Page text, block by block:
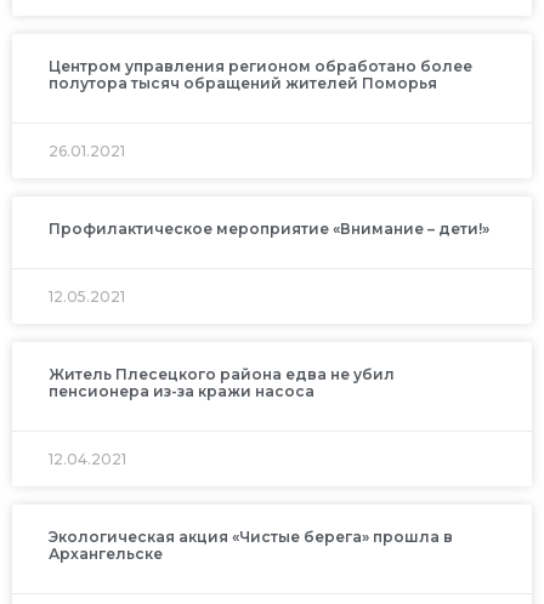
Центром управления регионом обработано более
полутора тысяч обращений жителей Поморья
26.01.2021
Профилактическое мероприятие «Внимание – дети!»
12.05.2021
Житель Плесецкого района едва не убил
пенсионера из-за кражи насоса
12.04.2021
Экологическая акция «Чистые берега» прошла в
Архангельске